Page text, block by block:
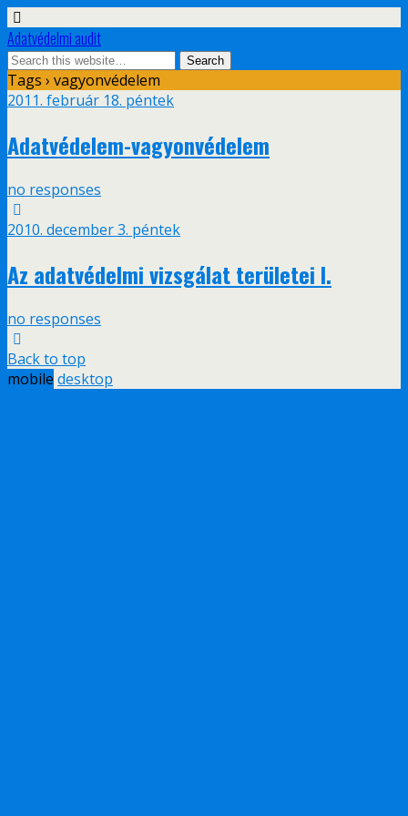
Adatvédelmi audit
Tags › vagyonvédelem
2011. február 18. péntek
Adatvédelem-vagyonvédelem
no responses
2010. december 3. péntek
Az adatvédelmi vizsgálat területei I.
no responses
Back to top
mobile desktop